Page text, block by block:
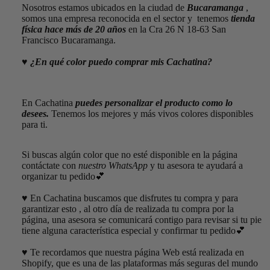
Nosotros estamos ubicados en la ciudad de Bucaramanga ,
somos una empresa reconocida en el sector y tenemos tienda
física hace más de 20 años en la Cra 26 N 18-63 San
Francisco Bucaramanga.
♥️ ¿En qué color puedo comprar mis Cachatina?
En Cachatina puedes personalizar el producto como lo
desees. Tenemos los mejores y más vivos colores disponibles
para ti.
Si buscas algún color que no esté disponible en la página
contáctate con nuestro WhatsApp y tu asesora te ayudará a
organizar tu pedido💕
♥️ En Cachatina buscamos que disfrutes tu compra y para
garantizar esto , al otro día de realizada tu compra por la
página, una asesora se comunicará contigo para revisar si tu pie
tiene alguna característica especial y confirmar tu pedido💕
♥️ Te recordamos que nuestra página Web está realizada en
Shopify, que es una de las plataformas más seguras del mundo